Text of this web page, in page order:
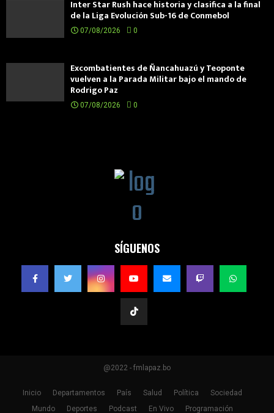
Inter Star Rush hace historia y clasifica a la final
de la Liga Evolución Sub-16 de Conmebol
07/08/2026 0
Excombatientes de Ñancahuazú y Teoponte
vuelven a la Parada Militar bajo el mando de
Rodrigo Paz
07/08/2026 0
SÍGUENOS
@2022 - fmlapaz.bo
Inicio Departamentos País Salud Política
Sociedad
Mundo
Deportes Podcast En Vivo Programación